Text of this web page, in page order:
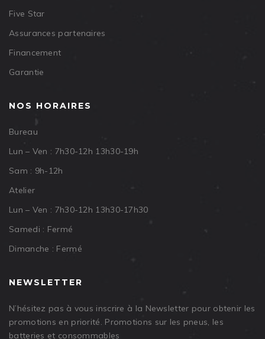
Five Star
Assurances partenaires
Financement
Garantie
NOS HORAIRES
Bureau
Lun – Ven : 7h30-12h 13h30-19h
Sam : 9h-12h
Atelier
Lun – Ven : 7h30-12h 13h30-17h30
Samedi : Fermé
Dimanche : Fermé
NEWSLETTER
N’hésitez pas à vous inscrire à la Newsletter pour obtenir les
promotions en priorité. Promotions sur les pneus, les
batteries et consommables